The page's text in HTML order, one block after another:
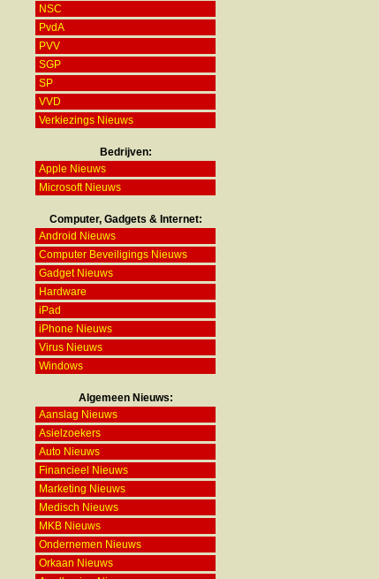
NSC
PvdA
PVV
SGP
SP
VVD
Verkiezings Nieuws
Bedrijven:
Apple Nieuws
Microsoft Nieuws
Computer, Gadgets & Internet:
Android Nieuws
Computer Beveiligings Nieuws
Gadget Nieuws
Hardware
iPad
iPhone Nieuws
Virus Nieuws
Windows
Algemeen Nieuws:
Aanslag Nieuws
Asielzoekers
Auto Nieuws
Financieel Nieuws
Marketing Nieuws
Medisch Nieuws
MKB Nieuws
Ondernemen Nieuws
Orkaan Nieuws